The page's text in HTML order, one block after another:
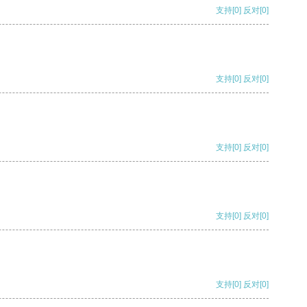
支持[0] 反对[0]
支持[0] 反对[0]
支持[0] 反对[0]
支持[0] 反对[0]
支持[0] 反对[0]